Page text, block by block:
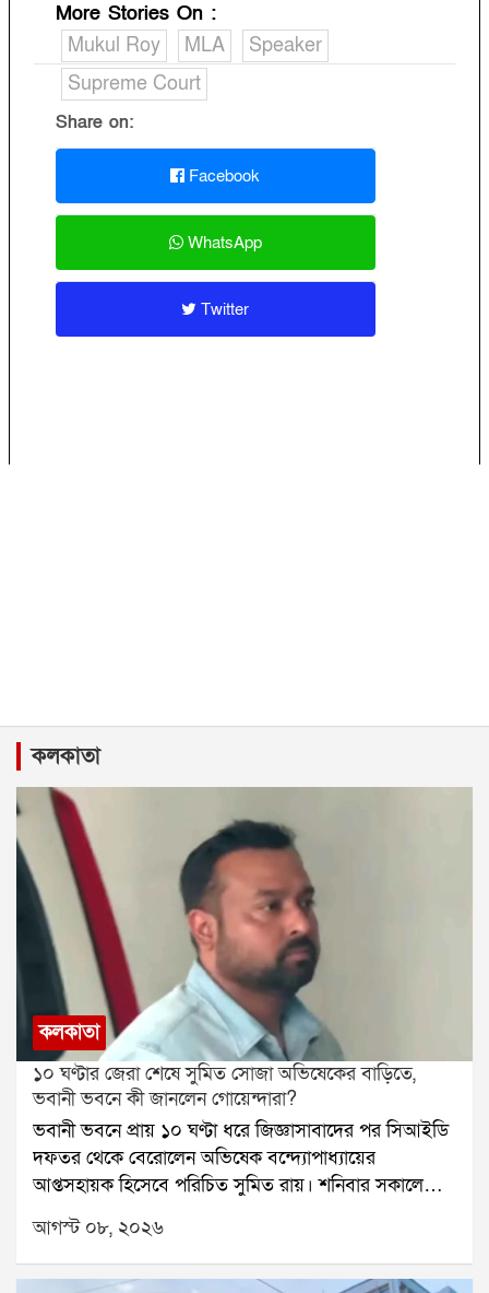
More Stories On :
Mukul Roy
MLA
Speaker
Supreme Court
Share on:
Facebook
WhatsApp
Twitter
কলকাতা
কলকাতা
১০ ঘণ্টার জেরা শেষে সুমিত সোজা অভিষেকের বাড়িতে,
ভবানী ভবনে কী জানলেন গোয়েন্দারা?
ভবানী ভবনে প্রায় ১০ ঘণ্টা ধরে জিজ্ঞাসাবাদের পর সিআইডি
দফতর থেকে বেরোলেন অভিষেক বন্দ্যোপাধ্যায়ের
আপ্তসহায়ক হিসেবে পরিচিত সুমিত রায়। শনিবার সকালে
নির্ধারিত সময়ের কয়েক মিনিট আগেই ভবানী ভবনে
পৌঁছেছিলেন তিনি। দীর্ঘ জেরার পর সিআইডি দফতর থেকে
বেরিয়ে সোজা চলে যান অভিষেক বন্দ্যোপাধ্যায়ের কালীঘাটের
আগস্ট ০৮, ২০২৬